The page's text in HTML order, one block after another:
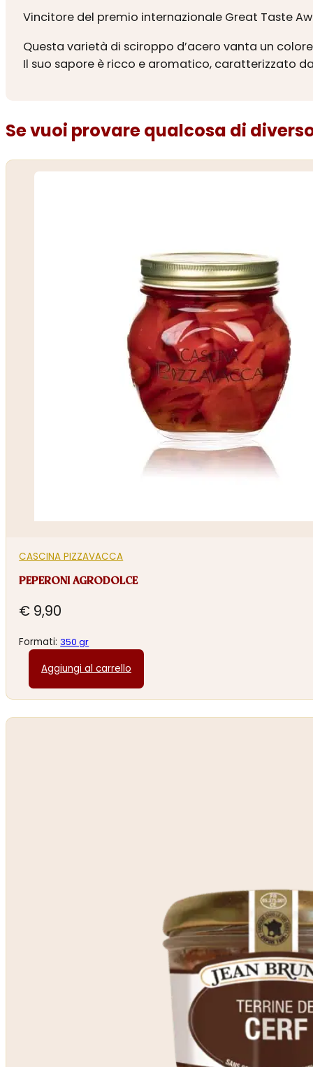
Vincitore del premio internazionale Great Taste
Questa varietà di sciroppo d’acero vanta un
Il suo sapore è ricco e aromatico, caratterizzato
Se vuoi provare qualcosa di
CASCINA PIZZAVACCA
PEPERONI AGRODOLCE
€ 9,90
Formati:350 gr
Aggiungi al carrello